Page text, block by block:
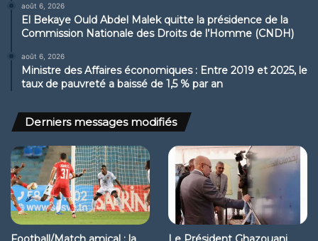
août 6, 2026
El Bekaye Ould Abdel Malek quitte la présidence de la
Commission Nationale des Droits de l’Homme (CNDH)
août 6, 2026
Ministre des Affaires économiques : Entre 2019 et 2025, le
taux de pauvreté a baissé de 1,5 % par an
Derniers messages modifiés